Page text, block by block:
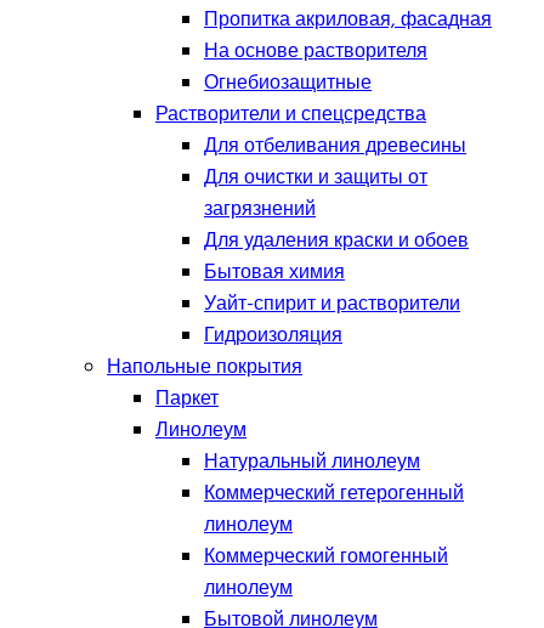
Пропитка акриловая, фасадная
На основе растворителя
Огнебиозащитные
Растворители и спецсредства
Для отбеливания древесины
Для очистки и защиты от
загрязнений
Для удаления краски и обоев
Бытовая химия
Уайт-спирит и растворители
Гидроизоляция
Напольные покрытия
Паркет
Линолеум
Натуральный линолеум
Коммерческий гетерогенный
линолеум
Коммерческий гомогенный
линолеум
Бытовой линолеум